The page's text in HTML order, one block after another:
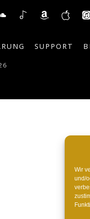
Wir
und/
SoundCloud
SUPPORT